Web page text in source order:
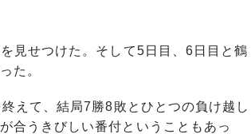
見せつけた。そして5日目、6日目と鶴
た。
えて、結局7勝8敗とひとつの負け越し
合うきびしい番付ということもあっ